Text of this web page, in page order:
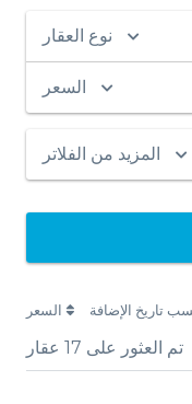
نوع العقار
السعر
المزيد من الفلاتر
تم العثور على 17 عقار